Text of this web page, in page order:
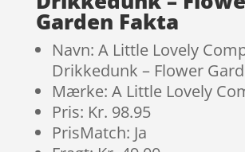
Garden Fakta
Navn: A Little Lovely
Drikkedunk – Flower
Mærke: A Little Lovely
Pris: Kr. 98.95
PrisMatch: Ja